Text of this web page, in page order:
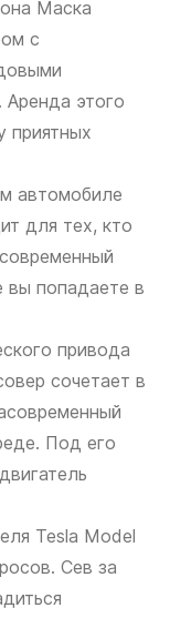
Маска
с
этого
приятных
автомобиле
для тех, кто
вы попадаете в
привода
сочетает в
Под его
Tesla Model
Сев за